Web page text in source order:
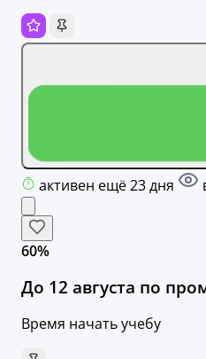
активен ещё 23 дня
60%
До 12 августа по
Время начать учебу